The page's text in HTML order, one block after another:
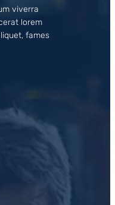
viverra
lorem
fames